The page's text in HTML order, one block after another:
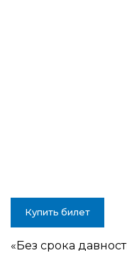
Купить билет
«Без срока